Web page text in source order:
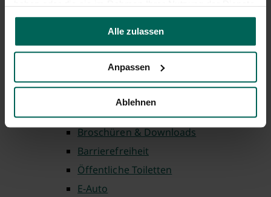
haben oder die sie im Rahmen Ihrer Nutzung der Dienste
gesammelt haben.
Alle zulassen
Anpassen
Ablehnen
Gruppenreisen
Zu Gast in der eigenen Stadt
Nürnberg Fürth Card
Ferienpass
Anreise
Broschüren & Downloads
Barrierefreiheit
Öffentliche Toiletten
E-Auto